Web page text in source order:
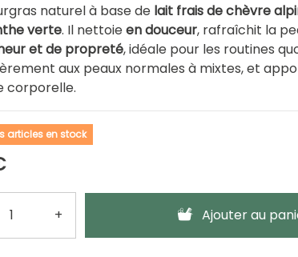
naturel à base de lait frais de chèvre
verte. Il nettoieen douceur, rafraîchit la
et de propreté, idéale pour les routines
aux peaux normales à mixtes, et
corporelle.
articles en stock
Quantité+ Ajouter au